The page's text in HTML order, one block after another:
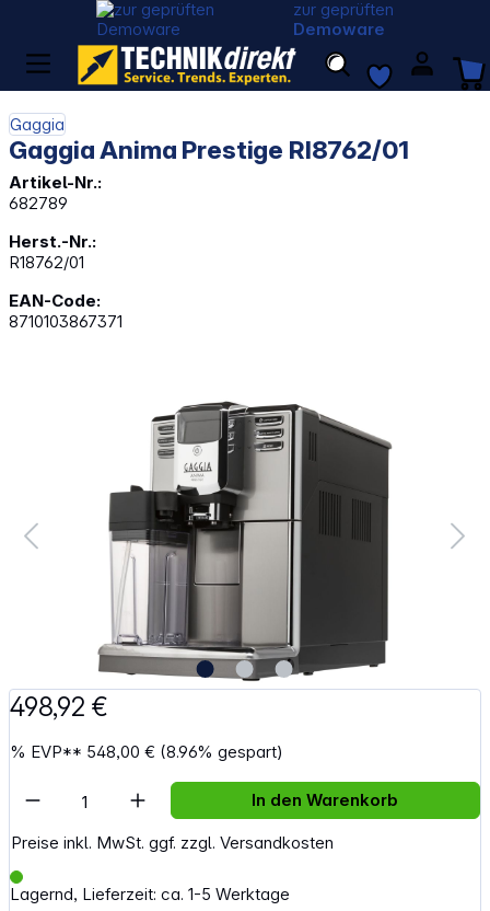
zur geprüften
Demoware
Gaggia
Gaggia Anima Prestige RI8762/01
Artikel-Nr.:
682789
Herst.-Nr.:
R18762/01
EAN-Code:
8710103867371
Bildergalerie überspringen
498,92 €
% EVP** 548,00 € (8.96% gespart)
Preise inkl. MwSt. ggf. zzgl. Versandkosten
Lagernd, Lieferzeit: ca. 1-5 Werktage
Artikel Anzahl: Gib den gewünschten
In den Warenkorb